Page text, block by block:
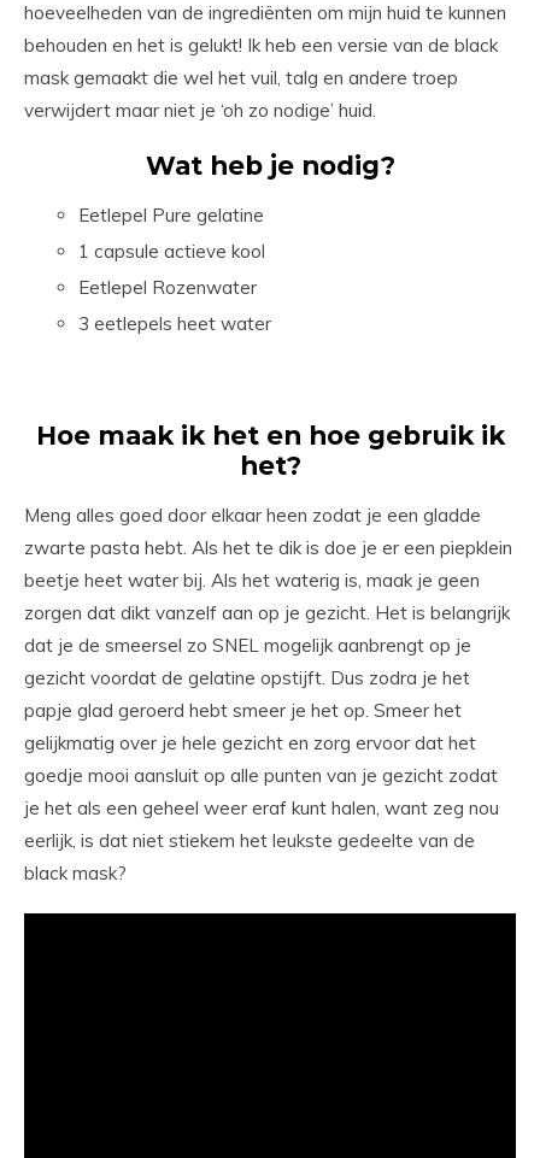
hoeveelheden van de ingrediënten om mijn huid te kunnen
behouden en het is gelukt! Ik heb een versie van de black
mask gemaakt die wel het vuil, talg en andere troep
verwijdert maar niet je ‘oh zo nodige’ huid.
Wat heb je nodig?
Eetlepel Pure gelatine
1 capsule actieve kool
Eetlepel Rozenwater
3 eetlepels heet water
Hoe maak ik het en hoe gebruik ik
het?
Meng alles goed door elkaar heen zodat je een gladde
zwarte pasta hebt. Als het te dik is doe je er een piepklein
beetje heet water bij. Als het waterig is, maak je geen
zorgen dat dikt vanzelf aan op je gezicht. Het is belangrijk
dat je de smeersel zo SNEL mogelijk aanbrengt op je
gezicht voordat de gelatine opstijft. Dus zodra je het
papje glad geroerd hebt smeer je het op. Smeer het
gelijkmatig over je hele gezicht en zorg ervoor dat het
goedje mooi aansluit op alle punten van je gezicht zodat
je het als een geheel weer eraf kunt halen, want zeg nou
eerlijk, is dat niet stiekem het leukste gedeelte van de
black mask?